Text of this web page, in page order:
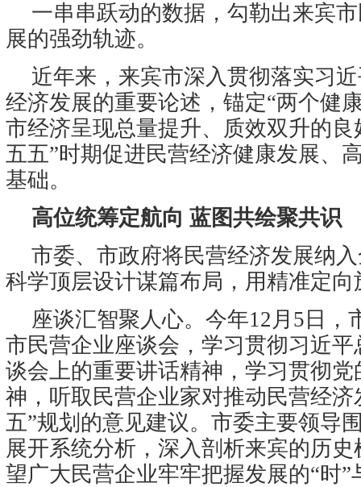
一串串跃动的数据，勾勒出来宾
展的强劲轨迹。
近年来，来宾市深入贯彻落实习
经济发展的重要论述，锚定“两个健
市经济呈现总量提升、质效双升的良
五五”时期促进民营经济健康发展、
基础。
高位统筹定航向 蓝图共绘聚共识
市委、市政府将民营经济发展纳
科学顶层设计谋篇布局，用精准定
座谈汇智聚人心。今年12月5日，
市民营企业座谈会，学习贯彻习近
谈会上的重要讲话精神，学习贯彻
神，听取民营企业家对推动民营经济
五”规划的意见建议。市委主要领导
展开系统分析，深入剖析来宾的历
望广大民营企业牢牢把握发展的“时”